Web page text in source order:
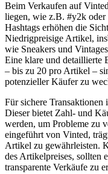
Beim Verkaufen auf
liegen, wie z.B. #y2k oder
Hashtags erhöhen die
Niedrigpreisige Artikel,
wie Sneakers und
Eine klare und detaillierte
– bis zu 20 pro Artikel –
potenzieller Käufer zu
Für sichere
Dieser bietet Zahl- und
werden, um Probleme zu
eingeführt von Vinted,
Artikel zu gewährleisten.
des Artikelpreises, sollten
transparente Verkäufe zu